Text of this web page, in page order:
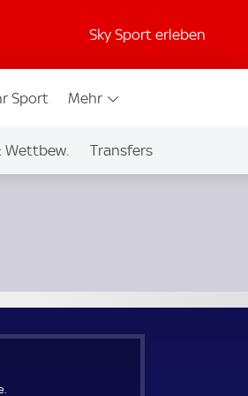
Sky Sport erleben
Sport Mehr
Wettbew. Transfers